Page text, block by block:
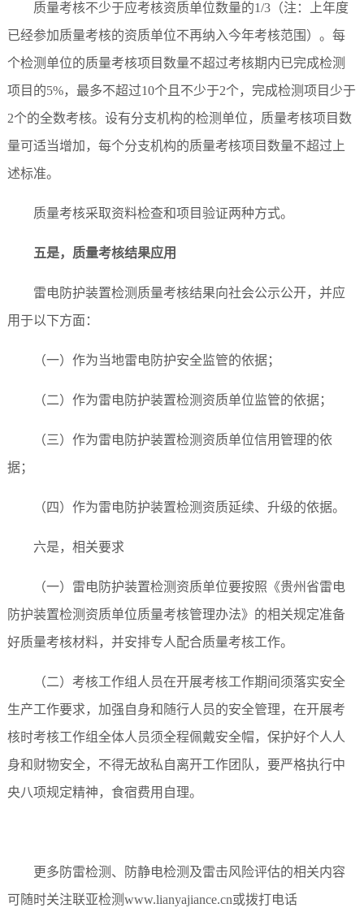
质量考核不少于应考核资质单位数量的1/3（注：上年度
已经参加质量考核的资质单位不再纳入今年考核范围）。每
个检测单位的质量考核项目数量不超过考核期内已完成检测
项目的5%，最多不超过10个且不少于2个，完成检测项目少于
2个的全数考核。设有分支机构的检测单位，质量考核项目数
量可适当增加，每个分支机构的质量考核项目数量不超过上
述标准。
质量考核采取资料检查和项目验证两种方式。
五是， 质量考核结果应用
雷电防护装置检测质量考核结果向社会公示公开，并应
用于以下方面：
（一）作为当地雷电防护安全监管的依据；
（二）作为雷电防护装置检测资质单位监管的依据；
（三）作为雷电防护装置检测资质单位信用管理的依
据；
（四）作为雷电防护装置检测资质延续、升级的依据。
六是， 相关要求
（一）雷电防护装置检测资质单位要按照《贵州省雷电
防护装置检测资质单位质量考核管理办法》的相关规定准备
好质量考核材料，并安排专人配合质量考核工作。
（二）考核工作组人员在开展考核工作期间须落实安全
生产工作要求，加强自身和随行人员的安全管理，在开展考
核时考核工作组全体人员须全程佩戴安全帽，保护好个人人
身和财物安全，不得无故私自离开工作团队，要严格执行中
央八项规定精神，食宿费用自理。
更多防雷检测、防静电检测及雷击风险评估的相关内容
可随时关注联亚检测www.lianyajiance.cn或拨打电话